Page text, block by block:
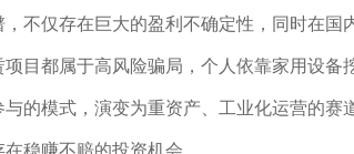
不仅存在巨大的盈利不确定性，同时在国
目都属于高风险骗局，个人依靠家用设备
的模式，演变为重资产、工业化运营的赛
稳赚不赔的投资机会。